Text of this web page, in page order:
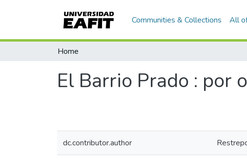
Communities & Collections All
Home
El Barrio Prado : por
dc.contributor.author